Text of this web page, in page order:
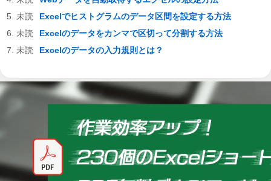
Excelでヒストグラムのデータ区間を設定する方法
Excelのデータをカンマで区切って分割する方法
Excelのデータの入力規則とは？